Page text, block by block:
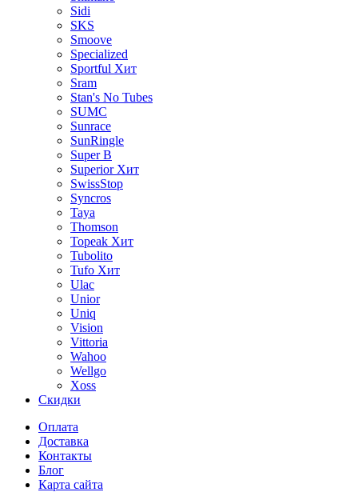
Sidi
SKS
Smoove
Specialized
Sportful Хит
Sram
Stan's No Tubes
SUMC
Sunrace
SunRingle
Super B
Superior Хит
SwissStop
Syncros
Taya
Thomson
Topeak Хит
Tubolito
Tufo Хит
Ulac
Unior
Uniq
Vision
Vittoria
Wahoo
Wellgo
Xoss
Скидки
Оплата
Доставка
Контакты
Блог
Карта сайта